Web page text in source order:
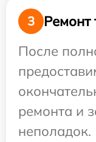
3
Ремонт
После
ремонта и
неполадок.